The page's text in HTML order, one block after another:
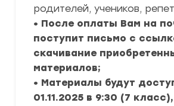
родителей, учеников,
• После оплаты Вам на
поступит письмо с
скачивание
материалов;
• Материалы будут
01.11.2025 в 9:30 (7